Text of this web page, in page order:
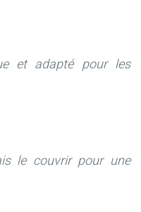
et adapté pour les
le couvrir pour une